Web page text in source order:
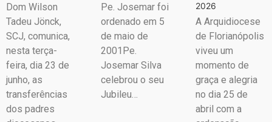
Dom Wilson
Tadeu Jönck,
SCJ, comunica,
nesta terça-
feira, dia 23 de
junho, as
transferências
dos padres
Pe. Josemar foi
ordenado em 5
de maio de
2001Pe.
Josemar Silva
celebrou o seu
Jubileu…
2026
A Arquidiocese
de Florianópolis
viveu um
momento de
graça e alegria
no dia 25 de
abril com a